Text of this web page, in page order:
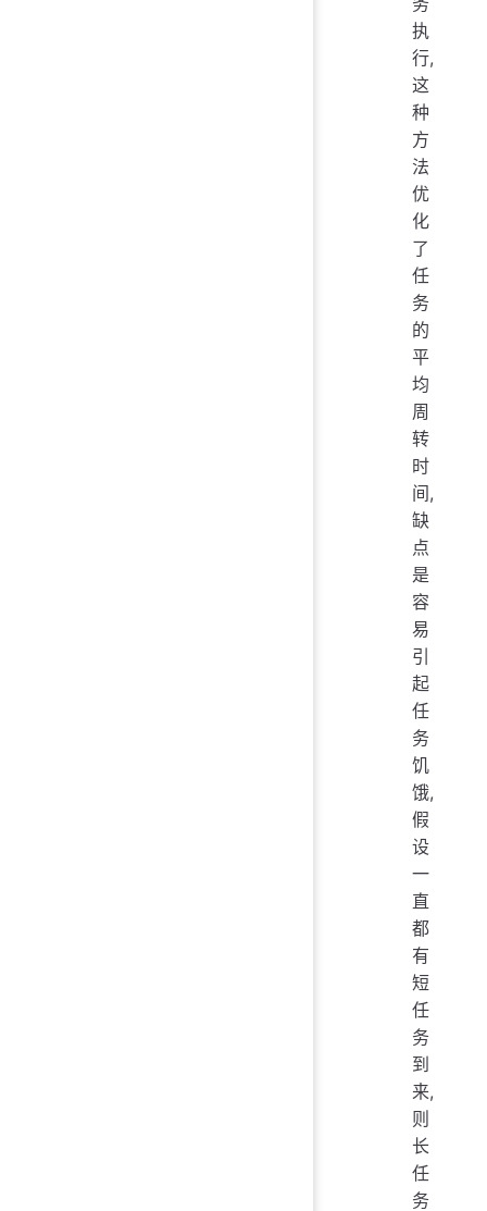
执
行,
这
种
方
法
优
化
了
任
务
的
平
均
周
转
时
间,
缺
点
是
容
易
引
起
任
务
饥
饿,
假
设
一
直
都
有
短
任
务
到
来,
则
长
任
务